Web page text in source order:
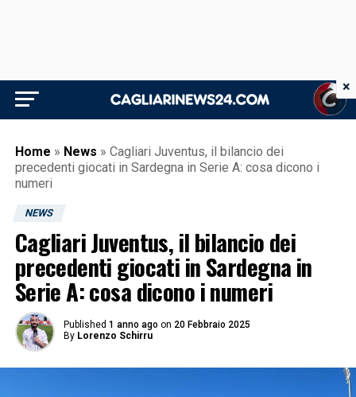
Home » News » Cagliari Juventus, il bilancio dei
precedenti giocati in Sardegna in Serie A: cosa dicono i
numeri
NEWS
Cagliari Juventus, il bilancio dei
precedenti giocati in Sardegna in
Serie A: cosa dicono i numeri
Published 1 anno ago on 20 Febbraio 2025
By Lorenzo Schirru
×